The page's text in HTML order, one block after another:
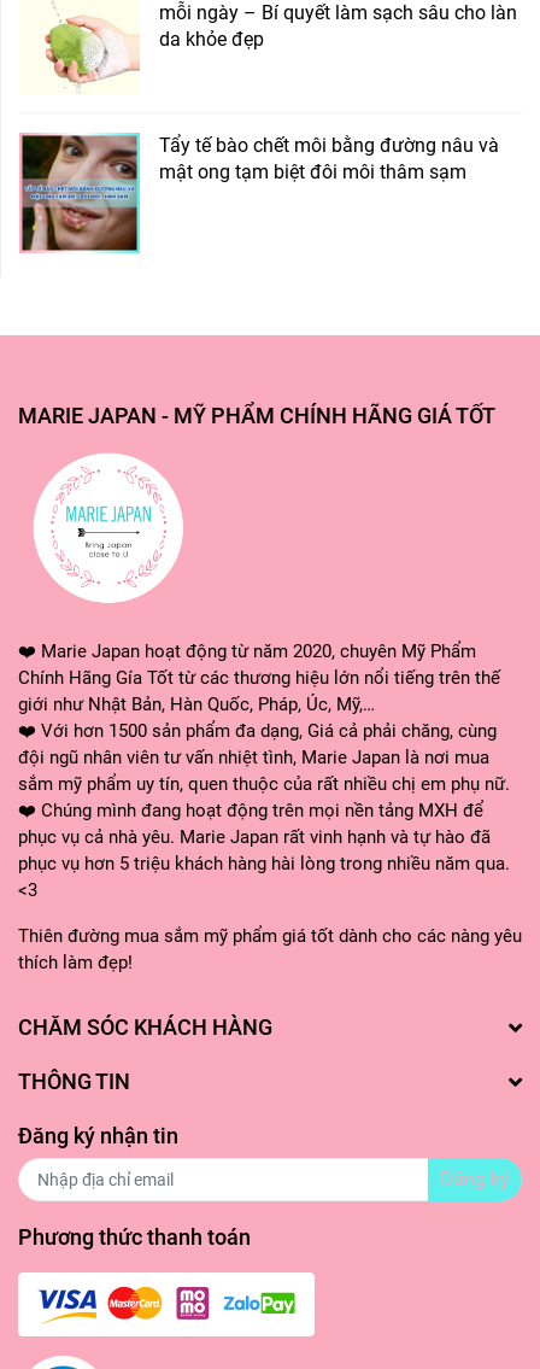
mỗi ngày – Bí quyết làm sạch sâu cho làn
da khỏe đẹp
Tẩy tế bào chết môi bằng đường nâu và
mật ong tạm biệt đôi môi thâm sạm
MARIE JAPAN - MỸ PHẨM CHÍNH HÃNG GIÁ TỐT
❤️ Marie Japan hoạt động từ năm 2020, chuyên Mỹ Phẩm
Chính Hãng Gía Tốt từ các thương hiệu lớn nổi tiếng trên thế
giới như Nhật Bản, Hàn Quốc, Pháp, Úc, Mỹ,…
❤️ Với hơn 1500 sản phẩm đa dạng, Giá cả phải chăng, cùng
đội ngũ nhân viên tư vấn nhiệt tình, Marie Japan là nơi mua
sắm mỹ phẩm uy tín, quen thuộc của rất nhiều chị em phụ nữ.
❤️ Chúng mình đang hoạt động trên mọi nền tảng MXH để
phục vụ cả nhà yêu. Marie Japan rất vinh hạnh và tự hào đã
phục vụ hơn 5 triệu khách hàng hài lòng trong nhiều năm qua.
<3
Thiên đường mua sắm mỹ phẩm giá tốt dành cho các nàng yêu
thích làm đẹp!
CHĂM SÓC KHÁCH HÀNG
THÔNG TIN
Đăng ký nhận tin
Đăng ký
Phương thức thanh toán